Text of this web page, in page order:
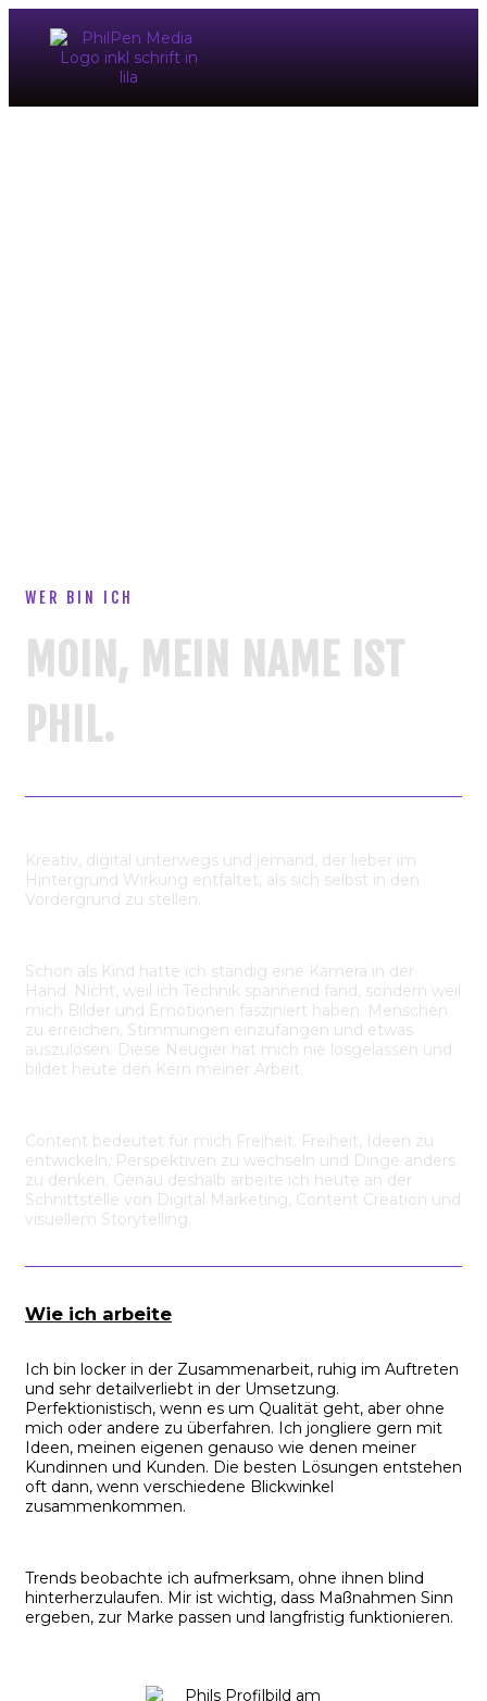
WER BIN ICH
MOIN, MEIN NAME IST
PHIL.
Kreativ, digital unterwegs und jemand, der lieber im
Hintergrund Wirkung entfaltet, als sich selbst in den
Vordergrund zu stellen.
Schon als Kind hatte ich ständig eine Kamera in der
Hand. Nicht, weil ich Technik spannend fand, sondern weil
mich Bilder und Emotionen fasziniert haben. Menschen
zu erreichen, Stimmungen einzufangen und etwas
auszulösen. Diese Neugier hat mich nie losgelassen und
bildet heute den Kern meiner Arbeit.
Content bedeutet für mich Freiheit. Freiheit, Ideen zu
entwickeln, Perspektiven zu wechseln und Dinge anders
zu denken. Genau deshalb arbeite ich heute an der
Schnittstelle von Digital Marketing, Content Creation und
visuellem Storytelling.
Wie ich arbeite
Ich bin locker in der Zusammenarbeit, ruhig im Auftreten
und sehr detailverliebt in der Umsetzung.
Perfektionistisch, wenn es um Qualität geht, aber ohne
mich oder andere zu überfahren. Ich jongliere gern mit
Ideen, meinen eigenen genauso wie denen meiner
Kundinnen und Kunden. Die besten Lösungen entstehen
oft dann, wenn verschiedene Blickwinkel
zusammenkommen.
Trends beobachte ich aufmerksam, ohne ihnen blind
hinterherzulaufen. Mir ist wichtig, dass Maßnahmen Sinn
ergeben, zur Marke passen und langfristig funktionieren.